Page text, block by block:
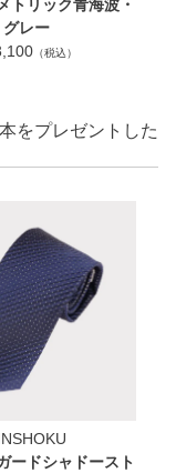
トリック青海波・
グレー
（税込）
をプレゼントした
ードシャドースト